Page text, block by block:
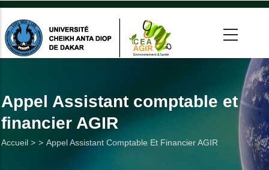
Aller
contenu
principal
Appel Assistant comptable et
financier AGIR
Fil
Accueil > Appel Assistant Comptable Et Financier AGIR